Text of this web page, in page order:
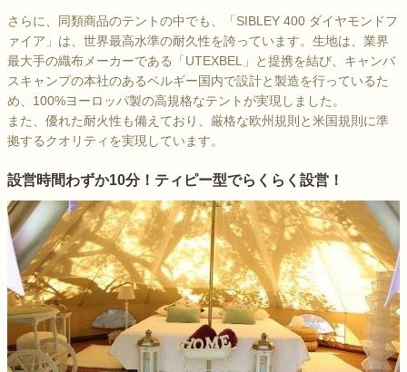
さらに、同類商品のテントの中でも、「SIBLEY 400 ダイヤモンドフ
ァイア」は、世界最高水準の耐久性を誇っています。生地は、業界
最大手の織布メーカーである「UTEXBEL」と提携を結び、キャンバ
スキャンプの本社のあるベルギー国内で設計と製造を行っているた
め、100%ヨーロッパ製の高規格なテントが実現しました。
また、優れた耐火性も備えており、厳格な欧州規則と米国規則に準
拠するクオリティを実現しています。
設営時間わずか10分！ティピー型でらくらく設営！